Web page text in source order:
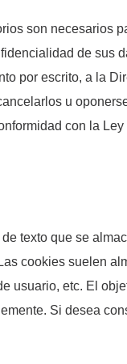
son necesarios
de sus
por escrito, a la
u
con la
texto que se
cookies suelen
usuario, etc. El
Si desea